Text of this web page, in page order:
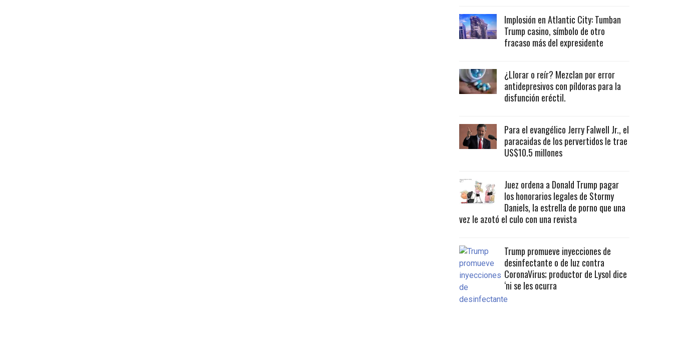
Implosión en Atlantic City: Tumban
Trump casino, símbolo de otro
fracaso más del expresidente
¿Llorar o reír? Mezclan por error
antidepresivos con píldoras para la
disfunción eréctil.
Para el evangélico Jerry Falwell Jr., el
paracaidas de los pervertidos le trae
US$10.5 millones
Juez ordena a Donald Trump pagar
los honorarios legales de Stormy
Daniels, la estrella de porno que una
vez le azotó el culo con una revista
Trump promueve inyecciones de
desinfectante o de luz contra
CoronaVirus; productor de Lysol dice
‘ni se les ocurra